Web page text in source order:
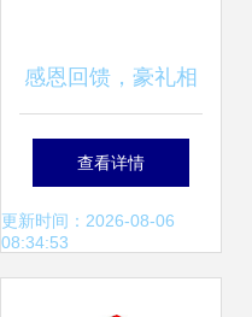
感恩回馈，豪礼相
送——科恩电器皖
中总裁签售引爆家
查看详情
更新时间：2026-08-06
08:34:53